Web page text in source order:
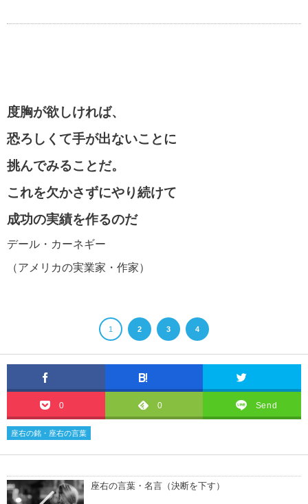
伊集院静の名言・格言
マザーテレサの名言・格言
貧乏を支える名言・格言
自殺についての名言・格言
松下幸之助の名言・格言
度胸が欲しければ、
恐ろしくて手が出ないことに
挑んでみることだ。
これを欠かさずにやり続けて
成功の実績を作るのだ
デール・カーネギー
（アメリカの実業家・作家）
1 2 3 4
0 0 Send
座右の銘・座右の言葉
座右の言葉・名言（決断を下す）